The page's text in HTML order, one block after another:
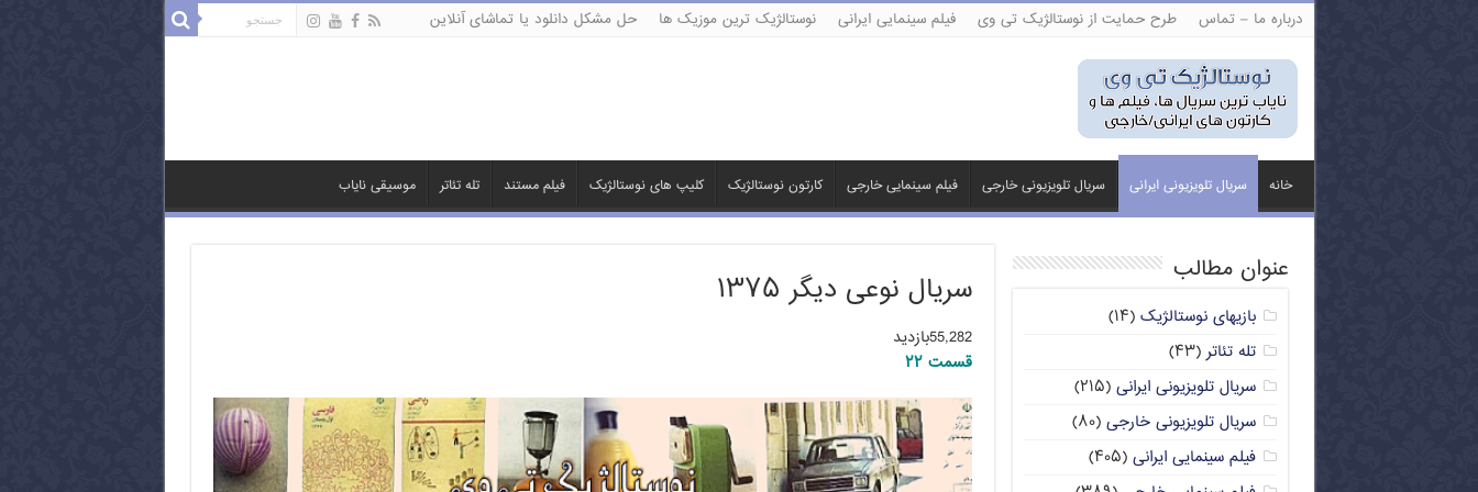
درباره ما – تماس طرح حمایت از نوستالژیک تی وی فیلم سینمایی ایرانی نوستالژیک ترین موزیک ها حل مشکل دانلود یا تماشای آنلاین
خانه سریال تلویزیونی ایرانی سریال تلویزیونی خارجی فیلم سینمایی خارجی کارتون نوستالژیک کلیپ های نوستالژیک فیلم مستند تله تئاتر موسیقی نایاب
سریال نوعی دیگر ۱۳۷۵
55,282بازدید
قسمت ۲۲
عنوان مطالب
بازیهای نوستالژیک (۱۴)
تله تئاتر(۴۳)
سریال تلویزیونی ایرانی (۲۱۵)
سریال تلویزیونی خارجی (۸۰)
فیلم سینمایی ایرانی (۴۰۵)